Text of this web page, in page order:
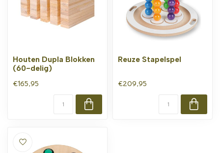
Houten Dupla Blokken
(60-delig)
€165,95
Reuze Stapelspel
€209,95